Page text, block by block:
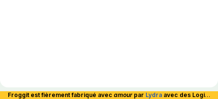
Froggit est fièrement fabriqué avec amour par Lydra avec des Logiciels Libres et hébergé en